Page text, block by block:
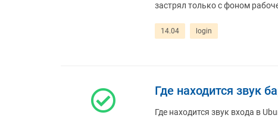
застрял только с фоном
14.04 login
Где находится звук
Где находится звук входа в